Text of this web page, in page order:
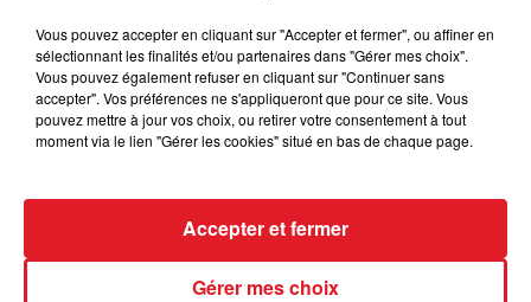
La séléction de la reunion : 201 HOT SUMMER - 309
STANZO - 403 SATISFIELD
FIL D'ACTUS
Vous pouvez accepter en cliquant sur "Accepter et fermer", ou affiner en
sélectionnant les finalités et/ou partenaires dans "Gérer mes choix".
Vous pouvez également refuser en cliquant sur "Continuer sans
accepter". Vos préférences ne s'appliqueront que pour ce site. Vous
pouvez mettre à jour vos choix, ou retirer votre consentement à tout
moment via le lien "Gérer les cookies" situé en bas de chaque page.
Gérer mes choix
Accepter et fermer